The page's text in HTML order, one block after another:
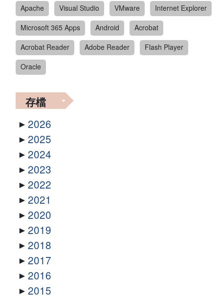
Apache
Visual Studio VMware
Internet Explorer
Microsoft 365 Apps
Android
Acrobat
Acrobat Reader
Adobe Reader
Flash Player
Oracle
存檔
2026
2025
2024
2023
2022
2021
2020
2019
2018
2017
2016
2015